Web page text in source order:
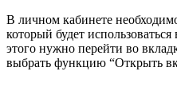
В личном кабинете
который будет
этого нужно перейти во
выбрать функцию “Открыть